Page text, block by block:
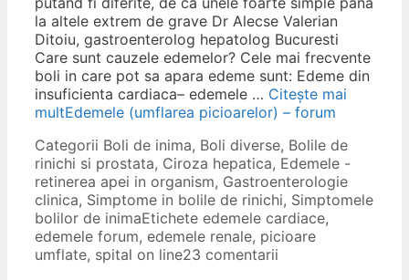
la altele extrem de grave Dr Alecse Valerian
Ditoiu, gastroenterolog hepatolog Bucuresti
Care sunt cauzele edemelor? Cele mai frecvente
boli in care pot sa apara edeme sunt: Edeme din
insuficienta cardiaca– edemele … Citește mai
multEdemele (umflarea picioarelor) – forum
Categorii Boli de inima, Boli diverse, Bolile de
rinichi si prostata, Ciroza hepatica, Edemele -
retinerea apei in organism, Gastroenterologie
clinica, Simptome in bolile de rinichi, Simptomele
bolilor de inimaEtichete edemele cardiace,
edemele forum, edemele renale, picioare
umflate, spital on line23 comentarii